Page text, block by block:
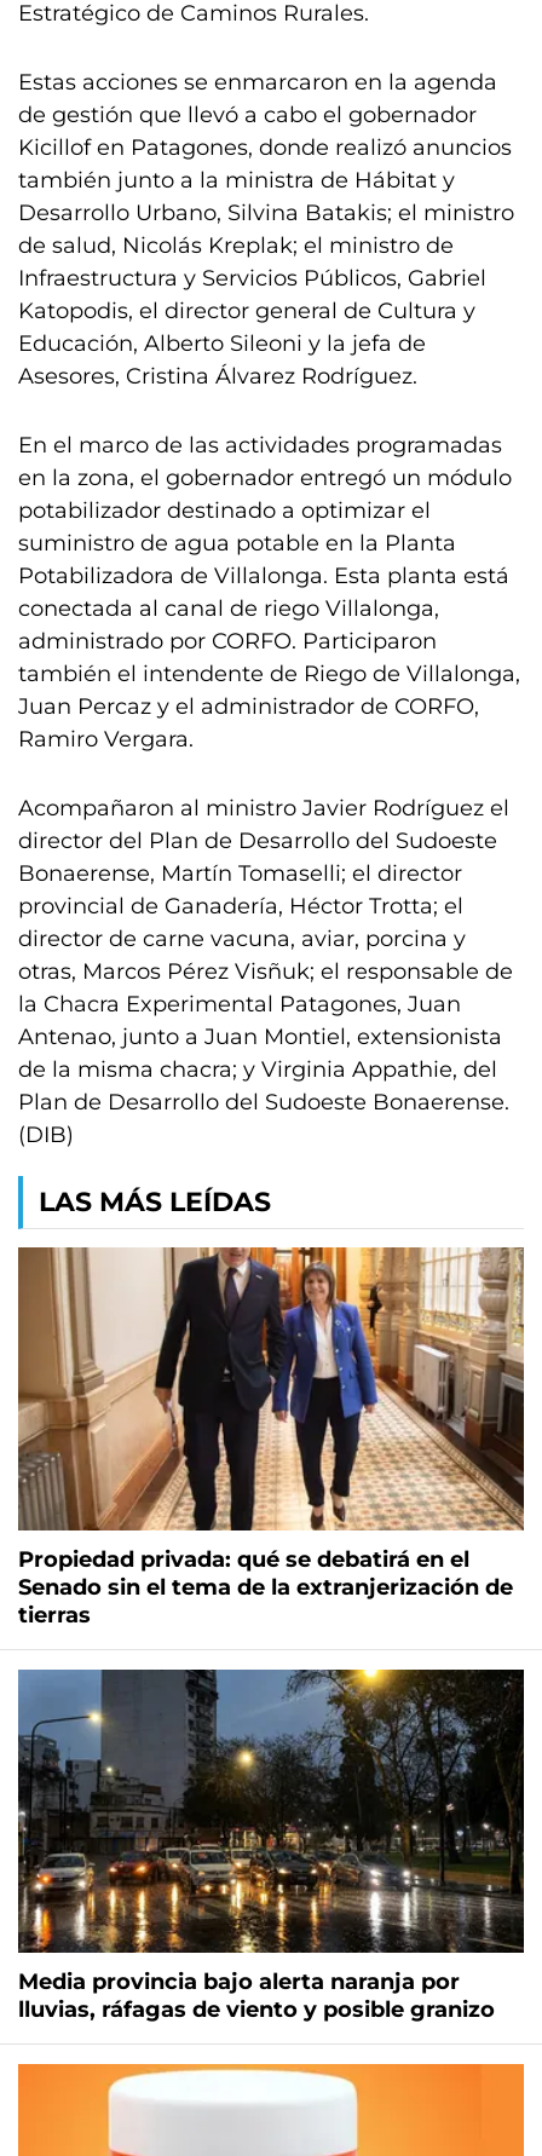
Estratégico de Caminos Rurales.
Estas acciones se enmarcaron en la agenda
de gestión que llevó a cabo el gobernador
Kicillof en Patagones, donde realizó anuncios
también junto a la ministra de Hábitat y
Desarrollo Urbano, Silvina Batakis; el ministro
de salud, Nicolás Kreplak; el ministro de
Infraestructura y Servicios Públicos, Gabriel
Katopodis, el director general de Cultura y
Educación, Alberto Sileoni y la jefa de
Asesores, Cristina Álvarez Rodríguez.
En el marco de las actividades programadas
en la zona, el gobernador entregó un módulo
potabilizador destinado a optimizar el
suministro de agua potable en la Planta
Potabilizadora de Villalonga. Esta planta está
conectada al canal de riego Villalonga,
administrado por CORFO. Participaron
también el intendente de Riego de Villalonga,
Juan Percaz y el administrador de CORFO,
Ramiro Vergara.
Acompañaron al ministro Javier Rodríguez el
director del Plan de Desarrollo del Sudoeste
Bonaerense, Martín Tomaselli; el director
provincial de Ganadería, Héctor Trotta; el
director de carne vacuna, aviar, porcina y
otras, Marcos Pérez Visñuk; el responsable de
la Chacra Experimental Patagones, Juan
Antenao, junto a Juan Montiel, extensionista
de la misma chacra; y Virginia Appathie, del
Plan de Desarrollo del Sudoeste Bonaerense.
(DIB)
LAS MÁS LEÍDAS
Propiedad privada: qué se debatirá en el
Senado sin el tema de la extranjerización de
tierras
Media provincia bajo alerta naranja por
lluvias, ráfagas de viento y posible granizo